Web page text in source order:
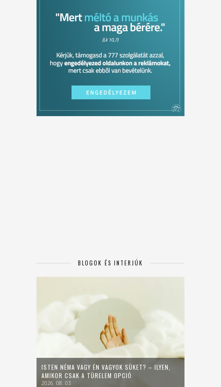
BLOGOK ÉS INTERJÚK
ISTEN NÉMA VAGY ÉN VAGYOK SÜKET? – ILYEN,
AMIKOR CSAK A TÜRELEM OPCIÓ
2026. 08. 03.